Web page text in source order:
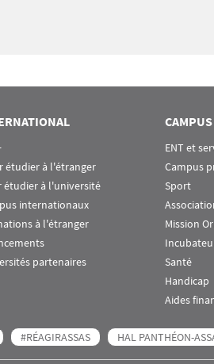
étudier à l'étranger
étudier à l'université
internationaux
à l'étranger
partenaires
CAMPUS
ENT et
Campus
Sport
Mission
Santé
Handicap
Aides
#RÉAGIRASSAS HAL PANTHÉON-